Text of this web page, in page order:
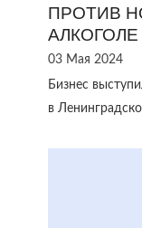
ПРОТИВ
АЛКОГОЛЕ
03 Мая 2024
Бизнес
в